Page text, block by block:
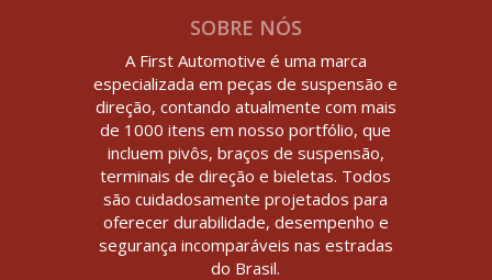
SOBRE NÓS
A First Automotive é uma marca
especializada em peças de suspensão e
direção, contando atualmente com mais
de 1000 itens em nosso portfólio, que
incluem pivôs, braços de suspensão,
terminais de direção e bieletas. Todos
são cuidadosamente projetados para
oferecer durabilidade, desempenho e
segurança incomparáveis nas estradas
do Brasil.